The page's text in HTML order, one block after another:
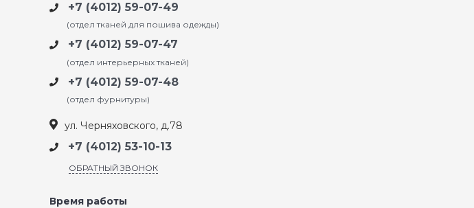
+7 (4012) 59-07-49
(отдел тканей для пошива одежды)
+7 (4012) 59-07-47
(отдел интерьерных тканей)
+7 (4012) 59-07-48
(отдел фурнитуры)
ул. Черняховского, д.78
+7 (4012) 53-10-13
ОБРАТНЫЙ ЗВОНОК
Время работы